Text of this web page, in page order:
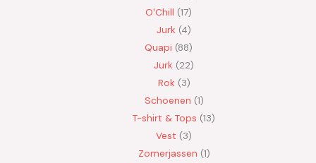
O'Chill 17
Jurk 4
Quapi 88
Jurk 22
Rok 3
Schoenen 1
T-shirt & Tops 13
Vest
3
Zomerjassen 1